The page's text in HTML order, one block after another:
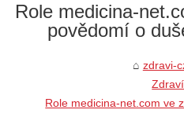
Role medicina-
povědomí o
zdravi-
Zdraví
Role medicina-net.com ve